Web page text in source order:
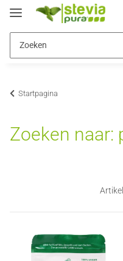
Startpagina
Zoeken naar: